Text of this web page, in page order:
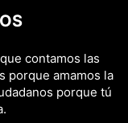
contamos las
porque amamos la
porque tú